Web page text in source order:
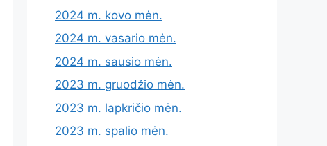
2024 m. kovo mėn.
2024 m. vasario mėn.
2024 m. sausio mėn.
2023 m. gruodžio mėn.
2023 m. lapkričio mėn.
2023 m. spalio mėn.